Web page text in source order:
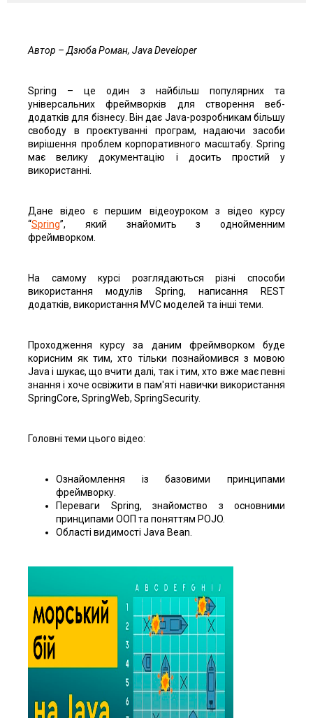
Автор – Дзюба Роман, Java Developer
Spring – це один з найбільш популярних та
універсальних фреймворків для створення веб-
додатків для бізнесу. Він дає Java-розробникам більшу
свободу в проєктуванні програм, надаючи засоби
вирішення проблем корпоративного масштабу. Spring
має велику документацію і досить простий у
використанні.
Дане відео є першим відеоуроком з відео курсу
“Spring”, який знайомить з однойменним
фреймворком.
На самому курсі розглядаються різні способи
використання модулів Spring, написання REST
додатків, використання MVC моделей та інші теми.
Проходження курсу за даним фреймворком буде
корисним як тим, хто тільки познайомився з мовою
Java і шукає, що вчити далі, так і тим, хто вже має певні
знання і хоче освіжити в пам'яті навички використання
SpringCore, SpringWeb, SpringSecurity.
Головні теми цього відео:
Ознайомлення із базовими принципами
фреймворку.
Переваги Spring, знайомство з основними
принципами ООП та поняттям POJO.
Області видимості Java Bean.